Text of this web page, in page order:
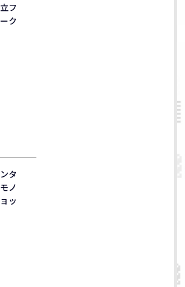
フ
ク
タ
ノ
ッ